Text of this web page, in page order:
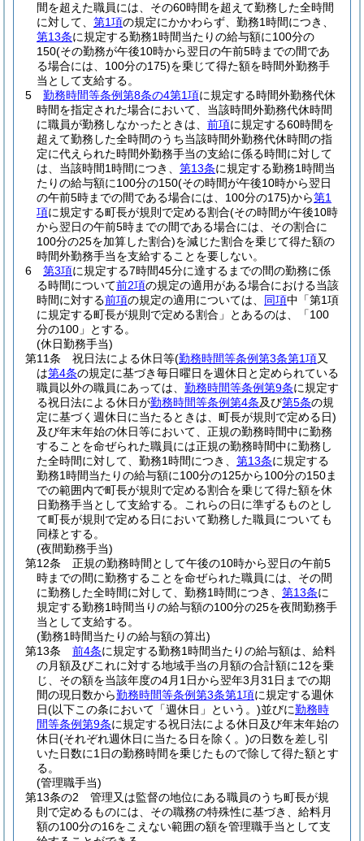
間を超えた職員には、その60時間を超えて勤務した全時間
に対して、 第1項の規定にかかわらず、勤務1時間につき、
第13条に規定する勤務1時間当たりの給与額に100分の
150(その勤務が午後10時から翌日の午前5時までの間であ
る場合には、100分の175)を乗じて得た額を時間外勤務手
当として支給する。
5
勤務時間等条例第8条の4第1項に規定する時間外勤務代休
時間を指定された場合において、当該時間外勤務代休時間
に職員が勤務しなかったときは、 前項に規定する60時間を
超えて勤務した全時間のうち当該時間外勤務代休時間の指
定に代えられた時間外勤務手当の支給に係る時間に対して
は、当該時間1時間につき、 第13条に規定する勤務1時間当
たりの給与額に100分の150(その時間が午後10時から翌日
の午前5時までの間である場合には、100分の175)から第1
項に規定する町長が規則で定める割合(その時間が午後10時
から翌日の午前5時までの間である場合には、その割合に
100分の25を加算した割合)を減じた割合を乗じて得た額の
時間外勤務手当を支給することを要しない。
6
第3項に規定する7時間45分に達するまでの間の勤務に係
る時間について前2項の規定の適用がある場合における当該
時間に対する前項の規定の適用については、 同項中「第1項
に規定する町長が規則で定める割合」とあるのは、「100
分の100」とする。
(休日勤務手当)
第11条
祝日法による休日等(勤務時間等条例第3条第1項又
は第4条の規定に基づき毎日曜日を週休日と定められている
職員以外の職員にあっては、 勤務時間等条例第9条に規定す
る祝日法による休日が勤務時間等条例第4条及び第5条の規
定に基づく週休日に当たるときは、町長が規則で定める日)
及び年末年始の休日等において、正規の勤務時間中に勤務
することを命ぜられた職員には正規の勤務時間中に勤務し
た全時間に対して、勤務1時間につき、 第13条に規定する
勤務1時間当たりの給与額に100分の125から100分の150ま
での範囲内で町長が規則で定める割合を乗じて得た額を休
日勤務手当として支給する。
これらの日に準ずるものとし
て町長が規則で定める日において勤務した職員についても
同様とする。
(夜間勤務手当)
第12条
正規の勤務時間として午後の10時から翌日の午前5
時までの間に勤務することを命ぜられた職員には、その間
に勤務した全時間に対して、勤務1時間につき、 第13条に
規定する勤務1時間当りの給与額の100分の25を夜間勤務手
当として支給する。
(勤務1時間当たりの給与額の算出)
第13条
前4条に規定する勤務1時間当たりの給与額は、給料
の月額及びこれに対する地域手当の月額の合計額に12を乗
じ、その額を当該年度の4月1日から翌年3月31日までの期
間の現日数から勤務時間等条例第3条第1項に規定する週休
日(以下この条において「週休日」という。)並びに勤務時
間等条例第9条に規定する祝日法による休日及び年末年始の
休日(それぞれ週休日に当たる日を除く。)の日数を差し引
いた日数に1日の勤務時間を乗じたもので除して得た額とす
る。
(管理職手当)
第13条の2
管理又は監督の地位にある職員のうち町長が規
則で定めるものには、その職務の特殊性に基づき、給料月
額の100分の16をこえない範囲の額を管理職手当として支